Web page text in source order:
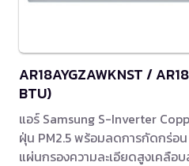
AR18AYGZAWKNST /
BTU)
แอร์ Samsung S-Inverter
ฝุ่น PM2.5 พร้อมลดการกัดกร่อ
แผ่นกรองความละเอียดสูงเคลือ